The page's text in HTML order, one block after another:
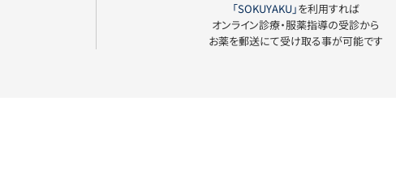
「SOKUYAKU」を利用すれば
オンライン診療・服薬指導の受診から
お薬を郵送にて受け取る事が可能です